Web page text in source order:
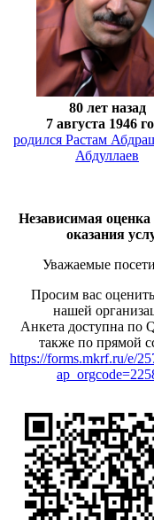
80 лет назад
7 августа 1946
родился Растам
Абдуллаев
Независимая оценка
оказания
Уважаемые
Просим вас
нашей
Анкета доступна по
также по прямой
https://forms.mkrf.ru/e/